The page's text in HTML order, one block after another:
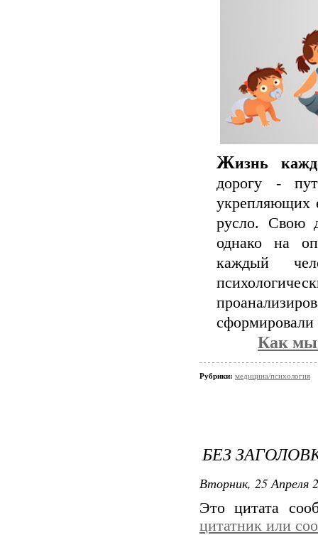
Жизнь
дорогу -
укрепляющих
русло. Свою
однако на
каждый
Как мы
Рубрики: медицина/психология
БЕЗ
Вторник, 25 Апреля
Это цитата
цитатник или